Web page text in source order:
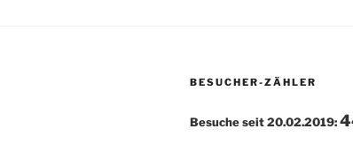
BESUCHER-ZÄHLER
Besuche seit 20.02.2019: